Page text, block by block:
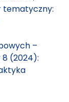
tematyczny:
–
8 (2024):